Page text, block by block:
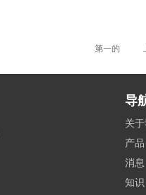
第一的
导
关
产品
消息
知识